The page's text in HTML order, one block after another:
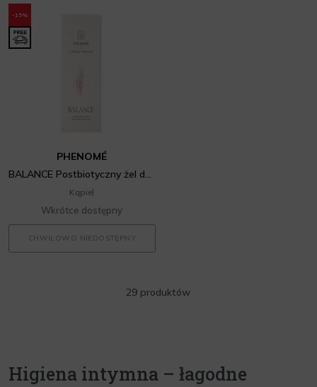
-15%
PHENOMÉ
BALANCE Postbiotyczny żel do higieny intymnej
Kąpiel
Wkrótce dostępny
CHWILOWO NIEDOSTĘPNY
29 produktów
Higiena intymna – łagodne